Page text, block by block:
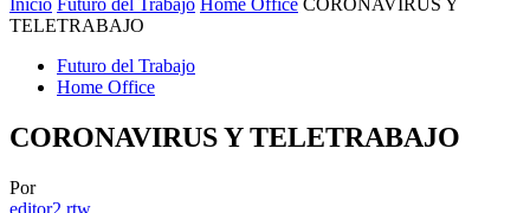
TELETRABAJO
Futuro del Trabajo
Home Office
CORONAVIRUS Y TELETRABAJO
Por
editor2 rtw